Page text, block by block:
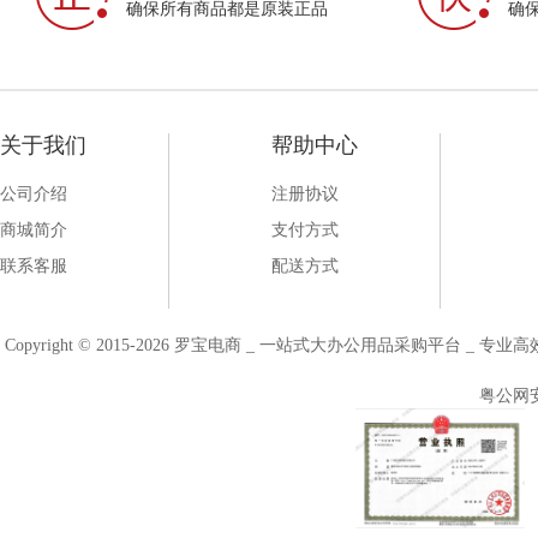
确保所有商品都是原装正品 确
关于我们
公司介绍
商城简介
联系客服
帮助中心
注册协议
支付方式
配送方式
Copyright © 2015-2026 罗宝电商 _ 一站式大办公用品采购平台 _ 专业
粤公网